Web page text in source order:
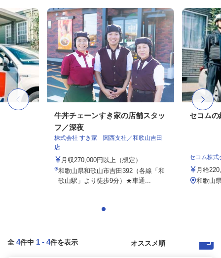
牛丼チェーンすき家の店舗スタッ
フ／深夜
株式会社 すき家 関西支社／和歌山吉田
店
月収270,000円以上（想定）
和歌山県和歌山市吉田392（各線「和
歌山駅」より徒歩9分）★車通...
セコムの
セコム株式
月給
和歌山
全 4件中 1 - 4件を表示